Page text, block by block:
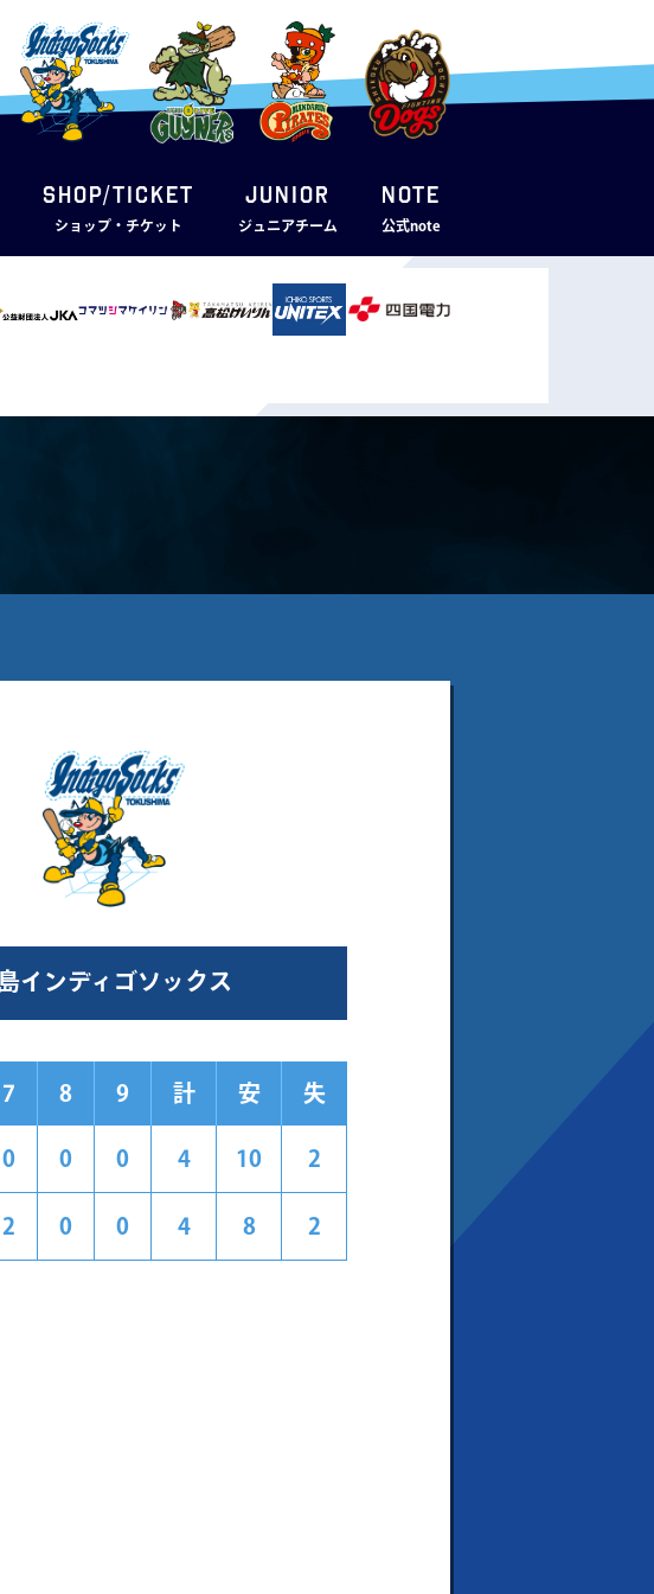
SHOP/TICKET
ショップ・チケット
JUNIOR
ジュニアチーム
note
公式note
インディゴソックス
7 8 9 計 安 失
0 0 0 4 10 2
2 0 0 4 8 2